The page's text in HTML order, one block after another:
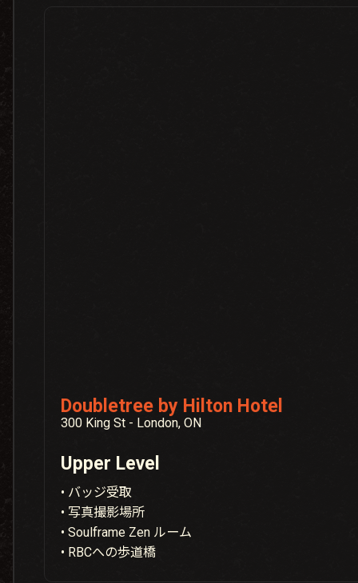
Doubletree by Hilton Hotel
300 King St - London, ON
Upper Level
• バッジ受取
• 写真撮影場所
• Soulframe Zen ルーム
• RBCへの歩道橋